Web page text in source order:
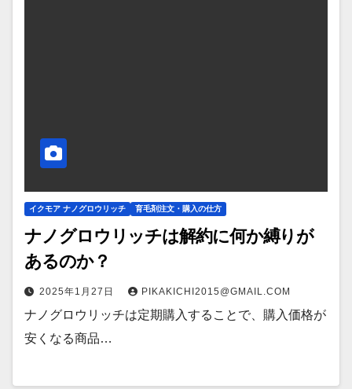
イクモア ナノグロウリッチ 育毛剤注文・購入の仕方
ナノグロウリッチは解約に何か縛りが
あるのか？
2025年1月27日 PIKAKICHI2015@GMAIL.COM
ナノグロウリッチは定期購入することで、購入価格が
安くなる商品…